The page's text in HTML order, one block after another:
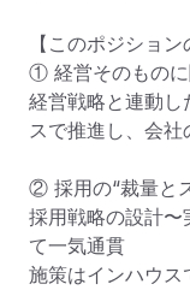
【このポジション
① 経営そのもの
経営戦略と連動
スで推進し、会社
② 採用の“裁量と
採用戦略の設計〜
て一気通貫
施策はインハウス